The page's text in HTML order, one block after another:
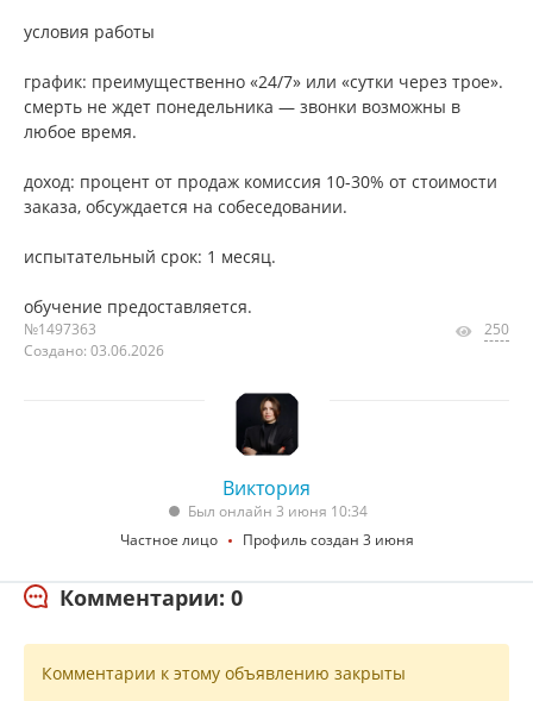
условия работы
график: преимущественно «24/7» или «сутки через трое».
смерть не ждет понедельника — звонки возможны в
любое время.
доход: процент от продаж комиссия 10-30% от стоимости
заказа, обсуждается на собеседовании.
испытательный срок: 1 месяц.
обучение предоставляется.
№1497363
Создано: 03.06.2026
250
Виктория
Был онлайн 3 июня 10:34
Частное лицо
Профиль создан 3 июня
Комментарии: 0
Комментарии к этому объявлению закрыты